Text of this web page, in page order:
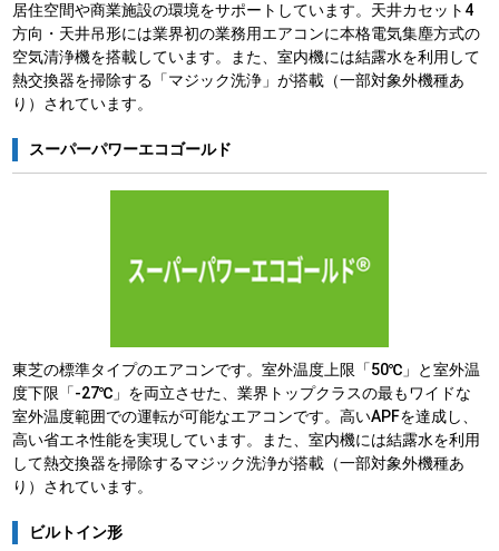
居住空間や商業施設の環境をサポートしています。天井カセット4
方向・天井吊形には業界初の業務用エアコンに本格電気集塵方式の
空気清浄機を搭載しています。また、室内機には結露水を利用して
熱交換器を掃除する「マジック洗浄」が搭載（一部対象外機種あ
り）されています。
スーパーパワーエコゴールド
東芝の標準タイプのエアコンです。室外温度上限「50℃」と室外温
度下限「-27℃」を両立させた、業界トップクラスの最もワイドな
室外温度範囲での運転が可能なエアコンです。高いAPFを達成し、
高い省エネ性能を実現しています。また、室内機には結露水を利用
して熱交換器を掃除するマジック洗浄が搭載（一部対象外機種あ
り）されています。
ビルトイン形